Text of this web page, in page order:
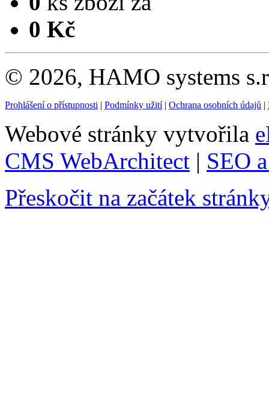
0 Kč
© 2026, HAMO systems
Prohlášení o přístupnosti | Podmínky užití| Ochrana osobních údajů |
Webové stránky vytvořila
CMS WebArchitect | SEO
Přeskočit na začátek